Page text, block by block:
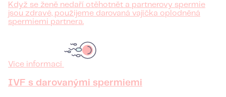
Když se ženě nedaří otěhotnět a partnerovy spermie
jsou zdravé, použijeme darovaná vajíčka oplodněná
spermiemi partnera.
Více informací
IVF s darovanými spermiemi